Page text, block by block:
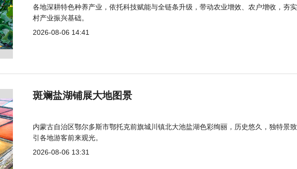
各地深耕特色种养产业，依托科技赋能与全链条升级，带动农业增效、农户增收，夯
村产业振兴基础。
2026-08-06 14:41
斑斓盐湖铺展大地图景
内蒙古自治区鄂尔多斯市鄂托克前旗城川镇北大池盐湖色彩绚丽，历史悠久，独特景
引各地游客前来观光。
2026-08-06 13:31